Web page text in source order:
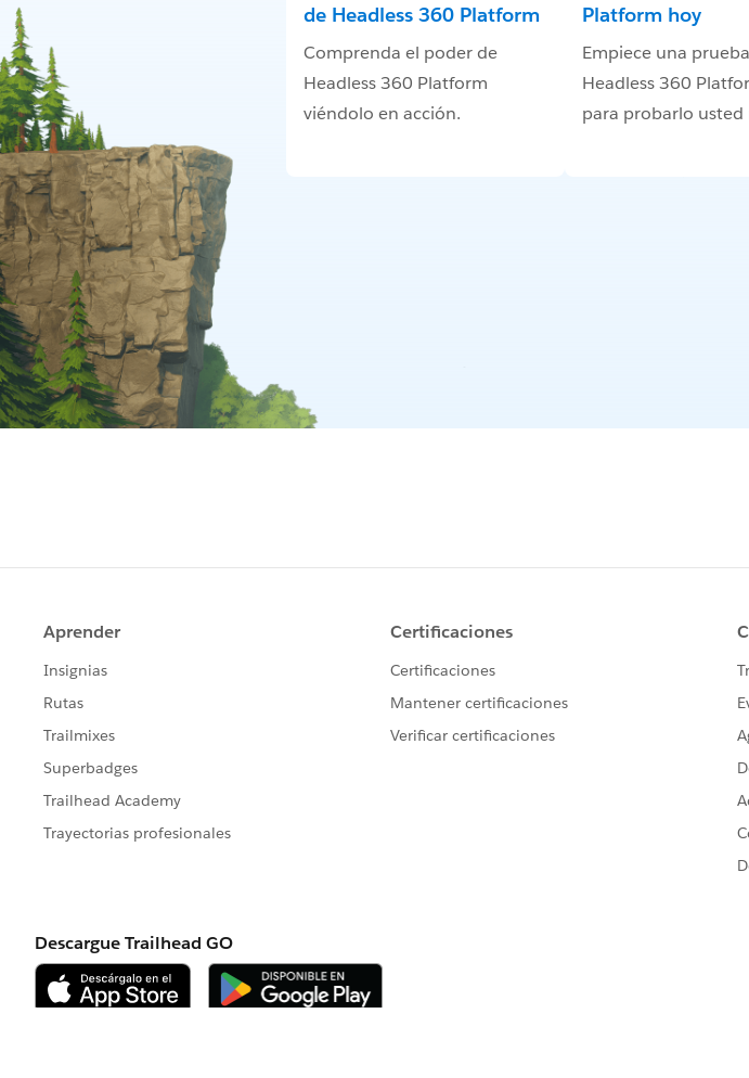
de Headless 360 Platform
Comprenda el poder de
Headless 360 Platform
viéndolo en acción.
Platform hoy
Empiece una
Headless 360
para probarlo usted